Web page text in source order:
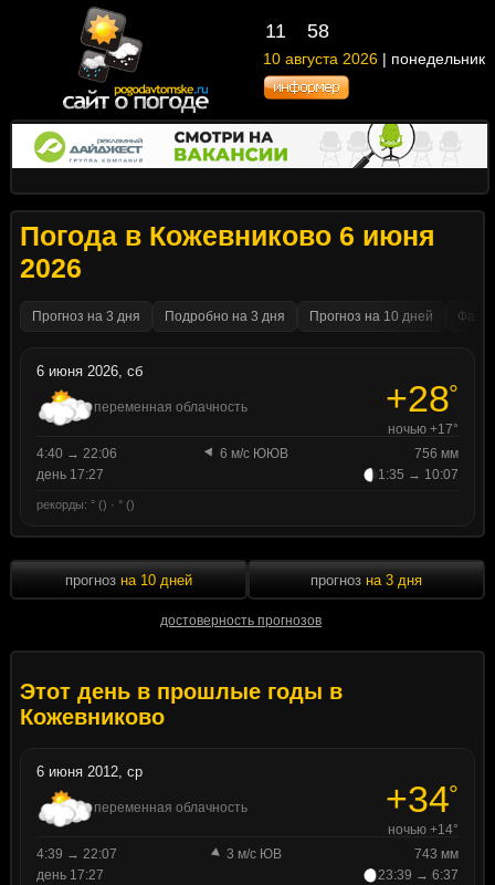
11 58
10 августа 2026 | понедельник
Погода в Кожевниково 6 июня
2026
Прогноз на 3 дня Подробно на 3 дня Прогноз на 10 дней
6 июня 2026, сб
переменная облачность +28°
ночью +17°
4:40 → 22:06
6 м/с ЮЮВ
756 мм
день 17:27
1:35 → 10:07
рекорды: ° () · ° ()
прогноз на 10 дней
достоверность прогнозов
прогноз на 3 дня
Этот день в прошлые годы в
Кожевниково
6 июня 2012, ср
переменная облачность +34°
ночью +14°
4:39 → 22:07
3 м/с ЮВ
743 мм
день 17:27
23:39 → 6:37